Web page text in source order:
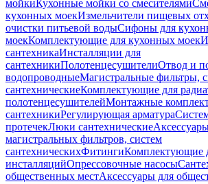
мойкиКухонные мойки со смесителями
кухонных моекИзмельчители пищевых
очистки питьевой водыСифоны для
моекКомплектующие для кухонных моек
сантехникаИнсталляции для
сантехникиПолотенцесушителиОтвод и
водопроводныеМагистральные фильтры,
сантехническиеКомплектующие для
полотенцесушителейМонтажные
сантехникиРегулирующая арматура
протечекЛюки сантехнические
магистральных фильтров, систем
сантехническихФитингиКомплектующие
инсталляцийОпрессовочные насосы
общественных местАксессуары для